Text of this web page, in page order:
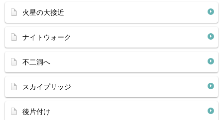
火星の大接近
ナイトウォーク
不二洞へ
スカイプリッジ
後片付け